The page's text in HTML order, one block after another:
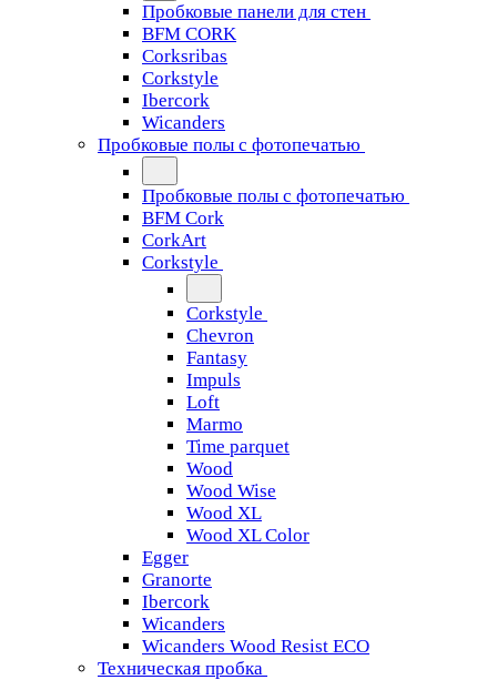
Пробковые панели для стен
BFM CORK
Corksribas
Corkstyle
Ibercork
Wicanders
Пробковые полы с фотопечатью
Пробковые полы с фотопечатью
BFM Cork
CorkArt
Corkstyle
Corkstyle
Chevron
Fantasy
Impuls
Loft
Marmo
Time parquet
Wood
Wood Wise
Wood XL
Wood XL Color
Egger
Granorte
Ibercork
Wicanders
Wicanders Wood Resist ECO
Техническая пробка